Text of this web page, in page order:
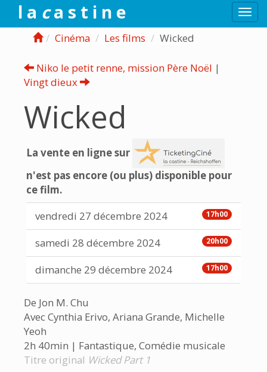
l a ca s t i n e
Cinéma Les films Wicked
Niko le petit renne, mission Père Noël |
Vingt dieux
Wicked
La vente en ligne sur
n'est pas encore (ou plus) disponible pour
ce film.
17h00
vendredi 27 décembre 2024
20h00
samedi 28 décembre 2024
17h00
dimanche 29 décembre 2024
De Jon M. Chu
Avec Cynthia Erivo, Ariana Grande, Michelle
Yeoh
2h 40min | Fantastique, Comédie musicale
Titre original Wicked Part 1